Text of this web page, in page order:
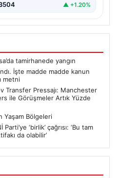
▲ +1.20%
tamirhanede yangın
İşte madde madde kanun
metni
Transfer Pressajı: Manchester
ile Görüşmeler Artık Yüzde
Yaşam Bölgeleri
‘birlik’ çağrısı: ‘Bu tam
da olabilir’